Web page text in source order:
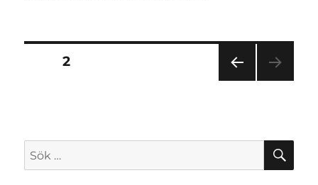
Sidnumrering
SIDA
SIDA2
Sök
efter: